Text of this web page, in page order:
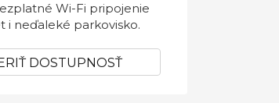
Wi-Fi pripojenie
i neďaleké parkovisko.
DOSTUPNOSŤ